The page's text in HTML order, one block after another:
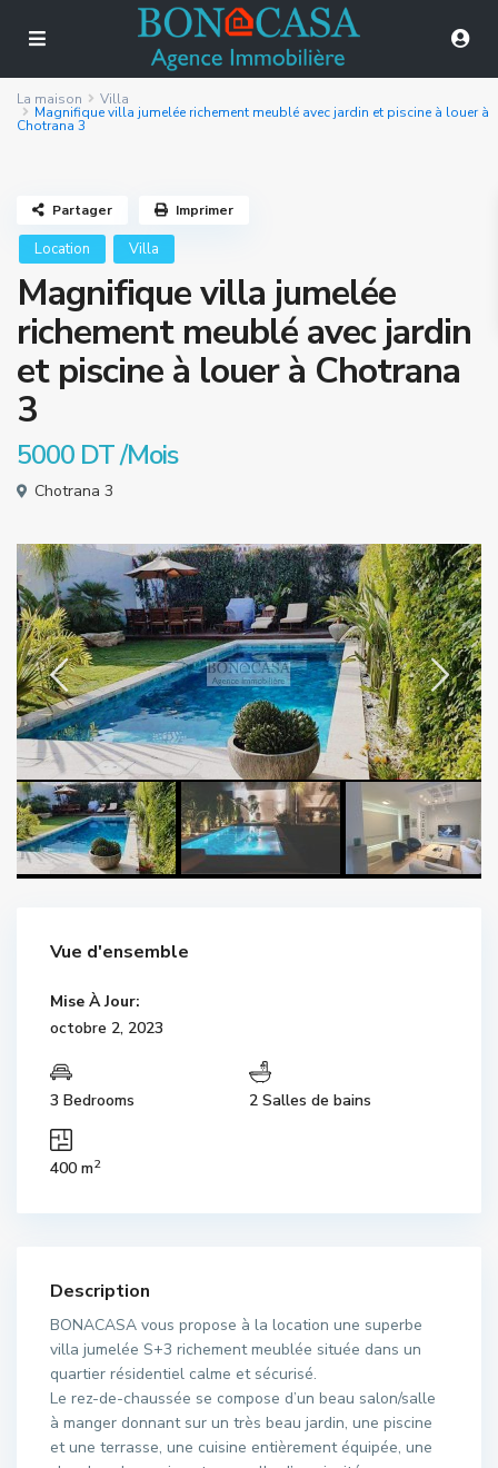
La maison Villa
Magnifique villa jumelée richement meublé avec jardin et piscine à louer à
Chotrana 3
Location Villa
Magnifique villa jumelée
richement meublé avec jardin
et piscine à louer à Chotrana
3
5000 DT/Mois
Chotrana 3
Partager Imprimer
Vue d'ensemble
Mise À Jour:
octobre 2, 2023
3 Bedrooms 2 Salles de bains
400 m2
Description
BONACASA vous propose à la location une superbe
villa jumelée S+3 richement meublée située dans un
quartier résidentiel calme et sécurisé.
Le rez-de-chaussée se compose d’un beau salon/salle
à manger donnant sur un très beau jardin, une piscine
et une terrasse, une cuisine entièrement équipée, une